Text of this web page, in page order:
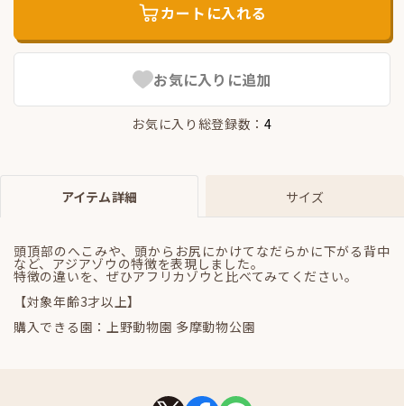
お気に入りに追加
お気に入り総登録数：4
カートに入れる
アイテム詳細 サイズ
頭頂部のへこみや、頭からお尻にかけてなだらかに下がる背中
など、アジアゾウの特徴を表現しました。
特徴の違いを、ぜひアフリカゾウと比べてみてください。
【対象年齢3才以上】
購入できる園：上野動物園 多摩動物公園